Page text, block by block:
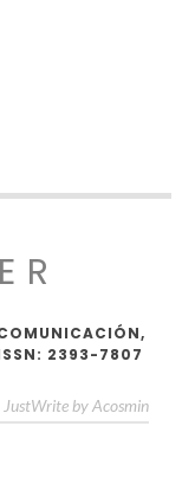
2393-7807
JustWrite by Acosmin